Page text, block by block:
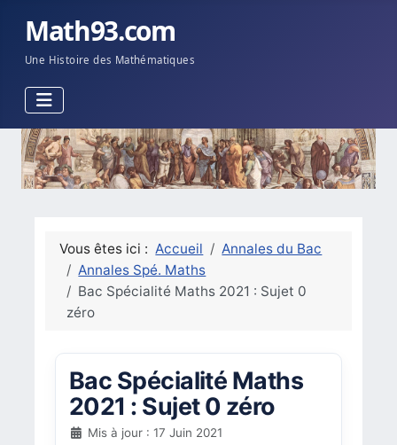
Math93.com
Une Histoire des Mathématiques
Vous êtes ici : Accueil
Annales du Bac
Annales Spé. Maths
Bac Spécialité Maths 2021 : Sujet 0
zéro
Bac Spécialité Maths
2021 : Sujet 0 zéro
Mis à jour : 17 Juin 2021